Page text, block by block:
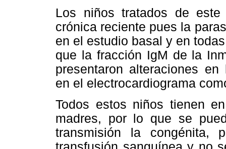
Los niños tratados de
crónica reciente pues la
en el estudio basal y en
que la fracción IgM de la
presentaron alteraciones
en el electrocardiograma
Todos estos niños tienen
madres, por lo que se
transmisión la congénita,